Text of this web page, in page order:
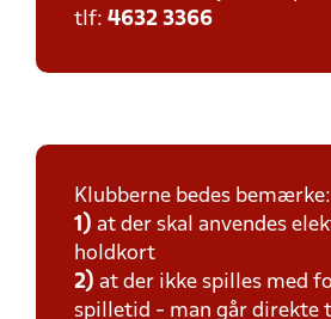
tlf: 4632 3366
Klubberne bedes bemærke:
1) at der skal anvendes
holdkort
2) at der ikke spilles med
spilletid - man går direkte